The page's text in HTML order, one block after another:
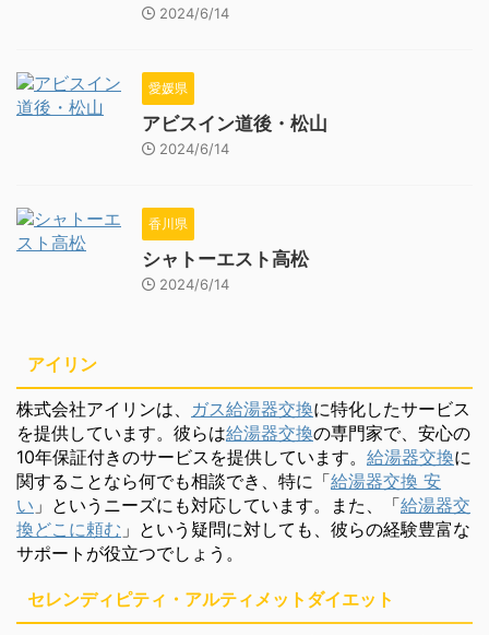
2024/6/14
愛媛県
アビスイン道後・松山
2024/6/14
香川県
シャトーエスト高松
2024/6/14
アイリン
株式会社アイリンは、 ガス給湯器交換に特化したサービス
を提供しています。彼らは給湯器交換の専門家で、安心の
10年保証付きのサービスを提供しています。 給湯器交換に
関することなら何でも相談でき、特に「給湯器交換 安
い 」というニーズにも対応しています。また、「給湯器交
換どこに頼む 」という疑問に対しても、彼らの経験豊富な
サポートが役立つでしょう。
セレンディピティ・アルティメットダイエット